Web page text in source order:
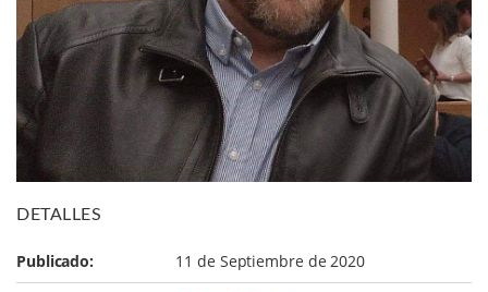
DETALLES
Publicado: 11 de Septiembre de 2020